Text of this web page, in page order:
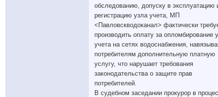
обследованию, допуску в эксплуатацию
регистрацию узла учета, МП
<Павловскводоканал> фактически
производить оплату за опломбирование
учета на сетях водоснабжения,
потребителям дополнительную платную
услугу, что нарушает требования
законодательства о защите прав
потребителей.
В судебном заседании прокурор в